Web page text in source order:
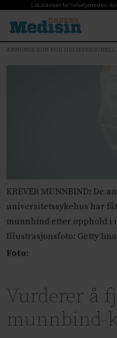
Lokalavisen for helsetjenesten.
ANNONSE KUN FOR HELSEPERSONELL
KREVER MUNNBIND: De
universitetssykehus har
munnbind etter opphold i
Illustrasjonsfoto: Getty
Foto:
Vurderer å
munnbind-